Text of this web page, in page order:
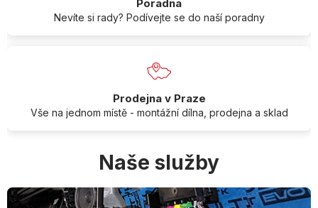
Poradna
Nevíte si rady? Podívejte se do naší poradny
Prodejna v Praze
Vše na jednom místě - montážní dílna, prodejna a sklad
Naše služby